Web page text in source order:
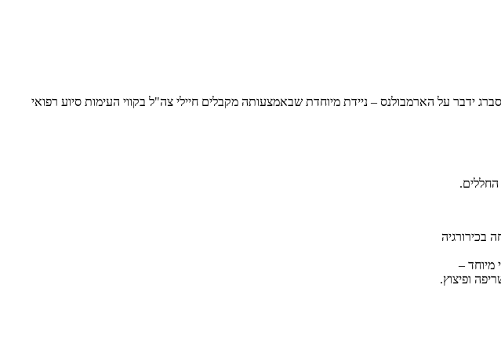
ידבר על הארמבולנס – ניידת מיוחדת שבאמצעותה מקבלים חיילי צה"ל בקווי העימות סיוע רפואי
בכירורגיה